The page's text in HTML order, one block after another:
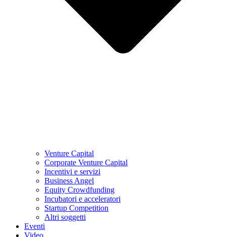
Venture Capital
Corporate Venture Capital
Incentivi e servizi
Business Angel
Equity Crowdfunding
Incubatori e acceleratori
Startup Competition
Altri soggetti
Eventi